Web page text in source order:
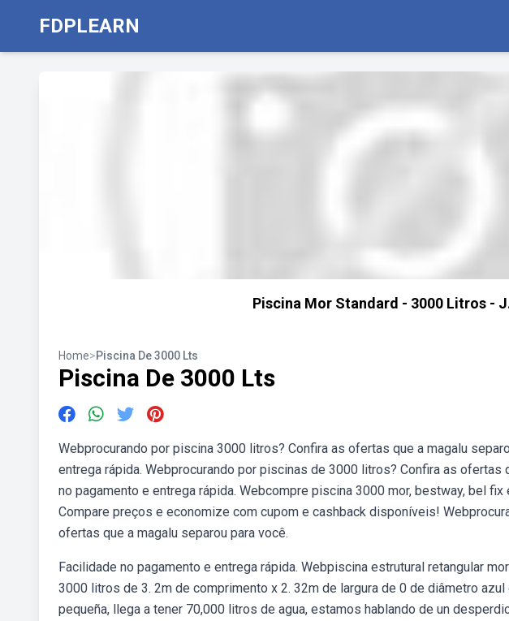
FDPLEARN
Piscina Mor Standard - 3000 Litros -
Home>Piscina De 3000 Lts
Piscina De 3000 Lts
Webprocurando por piscina 3000 litros? Confira as ofertas que a magalu
entrega rápida. Webprocurando por piscinas de 3000 litros? Confira as ofertas
no pagamento e entrega rápida. Webcompre piscina 3000 mor, bestway, bel
Compare preços e economize com cupom e cashback disponíveis!
ofertas que a magalu separou para você.
Facilidade no pagamento e entrega rápida. Webpiscina estrutural retangular
3000 litros de 3. 2m de comprimento x 2. 32m de largura de 0 de diâmetro
pequeña, llega a tener 70,000 litros de agua, estamos hablando de un